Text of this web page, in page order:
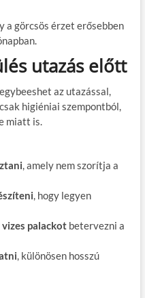
a görcsös érzet erősebben
utazás előtt
az utazással,
higiéniai szempontból,
miatt is.
, amely nem szorítja a
, hogy legyen
palackotbetervezni a
, különösen hosszú